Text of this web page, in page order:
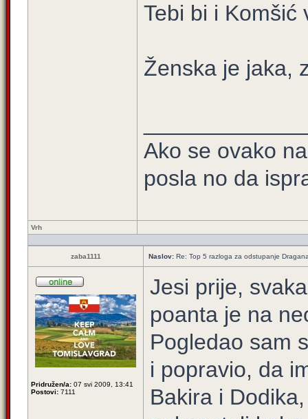
Tebi bi i
Ženska je jaka,
Ako se ovako
posla no da
Vrh
zaba1111 Naslov: Re: Top 5 razloga za odstupanje
Pridružen/a: 07 svi 2009, 13:41
Postovi: 7111
Jesi prije,
poanta je na
Pogledao sam
i popravio, da
Bakira i